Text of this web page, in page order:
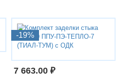
-19%
7 663.00 ₽